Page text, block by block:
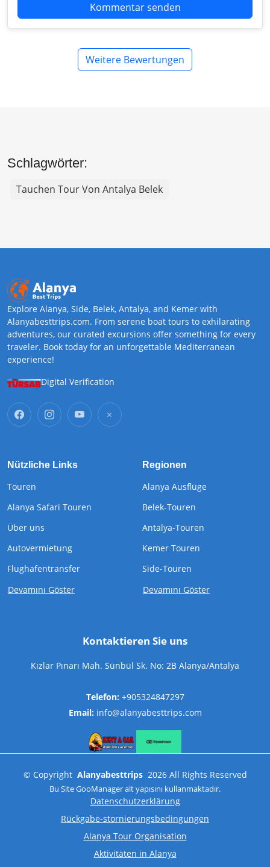
Kommentar senden
Weitere Bewertungen
Schlagwörter:
Tauchen Tour Von Antalya Belek
Explore Alanya, Side, Belek, Antalya, and Kemer with
Alanyabesttrips.com. From serene boat tours to exhilarating
adventures, our curated excursions offer something for every
traveler. Book today for an unforgettable Mediterranean
experience!
Digital Verification
Nützliche Links
Touren
Alanya Safari Touren
Über uns
Autovermietung
Flughafentransfer
Devamını Göster
Regionen
Alanya Ausflüge
Belek-Touren
Antalya-Touren
Kemer Touren
Side-Touren
Devamını Göster
Kontaktieren Sie uns
Kızlar Pınarı Mah. Sünbül Sk. No: 2B Alanya/Antalya
Telefon: +905324847297
Email: info@alanyabesttrips.com
© Copyright Alanyabesttrips 2026 All Rights Reserved
Bu SiteGooManageralt yapısını kullanmaktadır.
Datenschutzerklärung
Rückgabe-stornierungsbedingungen
Alanya Tour Organisation
Aktivitäten in Alanya